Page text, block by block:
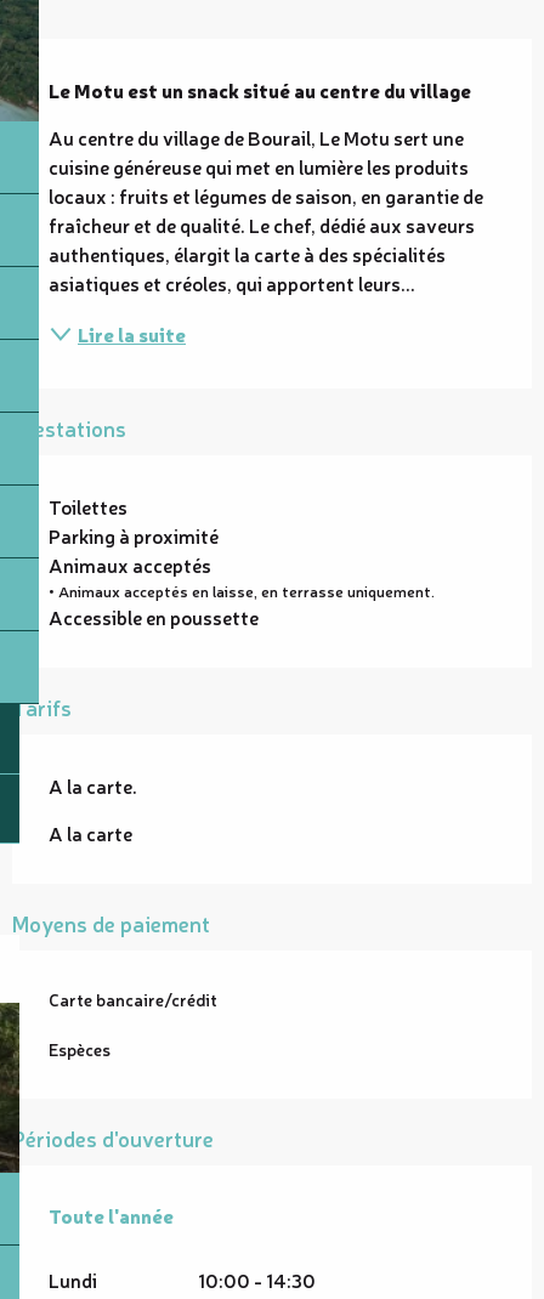
Description
Le Motu est un snack situé au centre du village
Au centre du village de Bourail, Le Motu sert une
cuisine généreuse qui met en lumière les produits
locaux : fruits et légumes de saison, en garantie de
fraîcheur et de qualité. Le chef, dédié aux saveurs
authentiques, élargit la carte à des spécialités
asiatiques et créoles, qui apportent leurs...
Lire la suite
Prestations
Toilettes
Parking à proximité
Animaux acceptés
• Animaux acceptés en laisse, en terrasse uniquement.
Accessible en poussette
Tarifs
A la carte.
A la carte
Moyens de paiement
Carte bancaire/crédit
Espèces
Périodes d'ouverture
Toute l'année
Toute l'année
Lundi 10:00 - 14:30